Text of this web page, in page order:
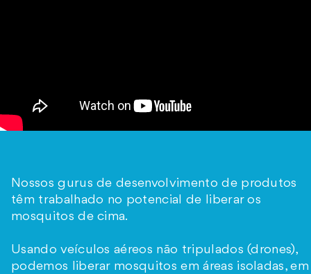
Nossos gurus de desenvolvimento de produtos
têm trabalhado no potencial de liberar os
mosquitos de cima.
Usando veículos aéreos não tripulados (drones),
podemos liberar mosquitos em áreas isoladas, em